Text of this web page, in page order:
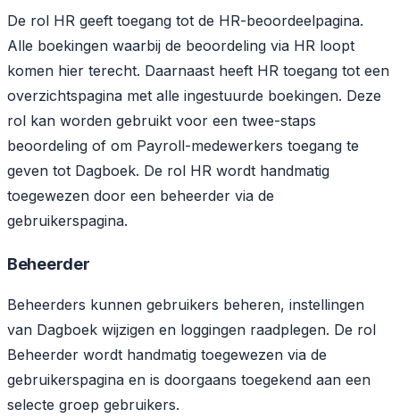
De rol HR geeft toegang tot de HR-beoordeelpagina.
Alle boekingen waarbij de beoordeling via HR loopt
komen hier terecht. Daarnaast heeft HR toegang tot een
overzichtspagina met alle ingestuurde boekingen. Deze
rol kan worden gebruikt voor een twee-staps
beoordeling of om Payroll-medewerkers toegang te
geven tot Dagboek. De rol HR wordt handmatig
toegewezen door een beheerder via de
gebruikerspagina.
Beheerder
Beheerders kunnen gebruikers beheren, instellingen
van Dagboek wijzigen en loggingen raadplegen. De rol
Beheerder wordt handmatig toegewezen via de
gebruikerspagina en is doorgaans toegekend aan een
selecte groep gebruikers.